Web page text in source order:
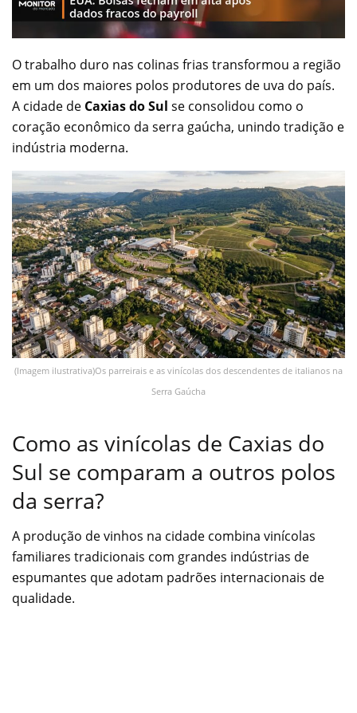
O trabalho duro nas colinas frias transformou a região
em um dos maiores polos produtores de uva do país.
A cidade de Caxias do Sul se consolidou como o
coração econômico da serra gaúcha, unindo tradição e
indústria moderna.
(Imagem ilustrativa)Os parreirais e as vinícolas dos descendentes de italianos na
Serra Gaúcha
Como as vinícolas de Caxias do
Sul se comparam a outros polos
da serra?
A produção de vinhos na cidade combina vinícolas
familiares tradicionais com grandes indústrias de
espumantes que adotam padrões internacionais de
qualidade.